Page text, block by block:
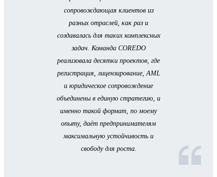
сопровождающая клиентов из
разных отраслей, как раз и
создавалась для таких комплексных
задач. Команда COREDO
реализовала десятки проектов, где
регистрация, лицензирование, AML
и юридическое сопровождение
объединены в единую стратегию, и
именно такой формат, по моему
опыту, даёт предпринимателям
максимальную устойчивость и
свободу для роста.